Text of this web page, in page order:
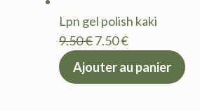
9.50 €.7.50 €.
Lpn gel polish kaki
9.50€Le
prix
7.50€Le
actuel
Ajouter au panier